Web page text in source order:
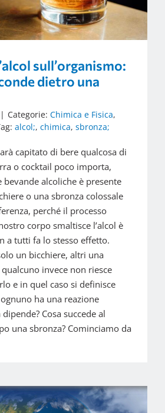
sull’organismo:
dietro una
| Categorie: Chimica e Fisica,
alcol;, chimica, sbronza;
capitato di bere qualcosa di
o cocktail poco importa,
bevande alcoliche è presente
o una sbronza colossale
perché il processo
corpo smaltisce l’alcol è
a tutti fa lo stesso effetto.
un bicchiere, altri una
invece non riesce
e in quel caso si definisce
ha una reazione
Cosa succede al
una sbronza? Cominciamo da